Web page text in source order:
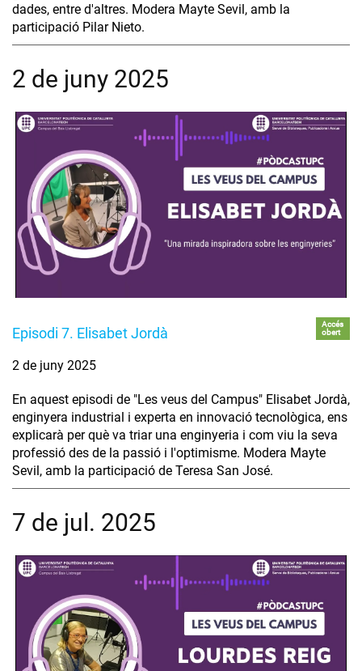
dades, entre d'altres. Modera Mayte Sevil, amb la
participació Pilar Nieto.
2 de juny 2025
Episodi 7. Elisabet Jordà
Accés
obert
2 de juny 2025
En aquest episodi de "Les veus del Campus" Elisabet Jordà,
enginyera industrial i experta en innovació tecnològica, ens
explicarà per què va triar una enginyeria i com viu la seva
professió des de la passió i l'optimisme. Modera Mayte
Sevil, amb la participació de Teresa San José.
7 de jul. 2025